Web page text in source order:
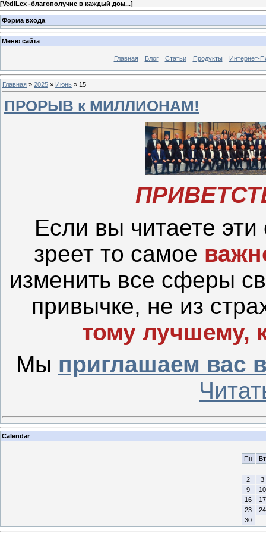
[VediLex -благополучие в каждый дом...]
Форма входа
Меню сайта
Главная Блог Статьи Продукты Интернет-
Главная » 2025 » Июнь » 15
ПРОРЫВ к МИЛЛИОНАМ!
Если вы читаете эти
зреет то самое
изменить все сферы
привычке, не из
тому лучшему,
Мы приглашаем вас
Calendar
Пн Вт
2
3
9
10
16
17
23
24
30